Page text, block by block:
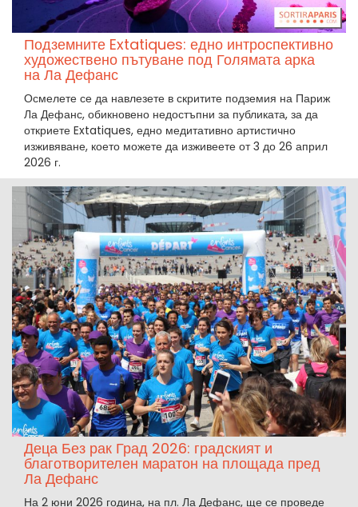
Подземните Extatiques: едно интроспективно
художествено пътуване под Голямата арка
на Ла Дефанс
Осмелете се да навлезете в скритите подземия на Париж
Ла Дефанс, обикновено недостъпни за публиката, за да
откриете Extatiques, едно медитативно артистично
изживяване, което можете да изживеете от 3 до 26 април
2026 г.
Деца Без рак Град 2026: градският и
благотворителен маратон на площада пред
Ла Дефанс
На 2 юни 2026 година, на пл. Ла Дефанс, ще се проведе